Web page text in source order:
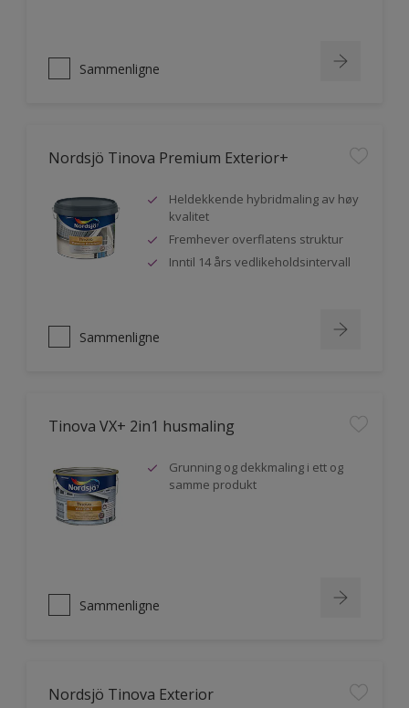
Sammenligne
Nordsjö Tinova Premium Exterior+
Heldekkende hybridmaling av høy
kvalitet
Fremhever overflatens struktur
Inntil 14 års vedlikeholdsintervall
Sammenligne
Tinova VX+ 2in1 husmaling
Grunning og dekkmaling i ett og
samme produkt
Sammenligne
Nordsjö Tinova Exterior